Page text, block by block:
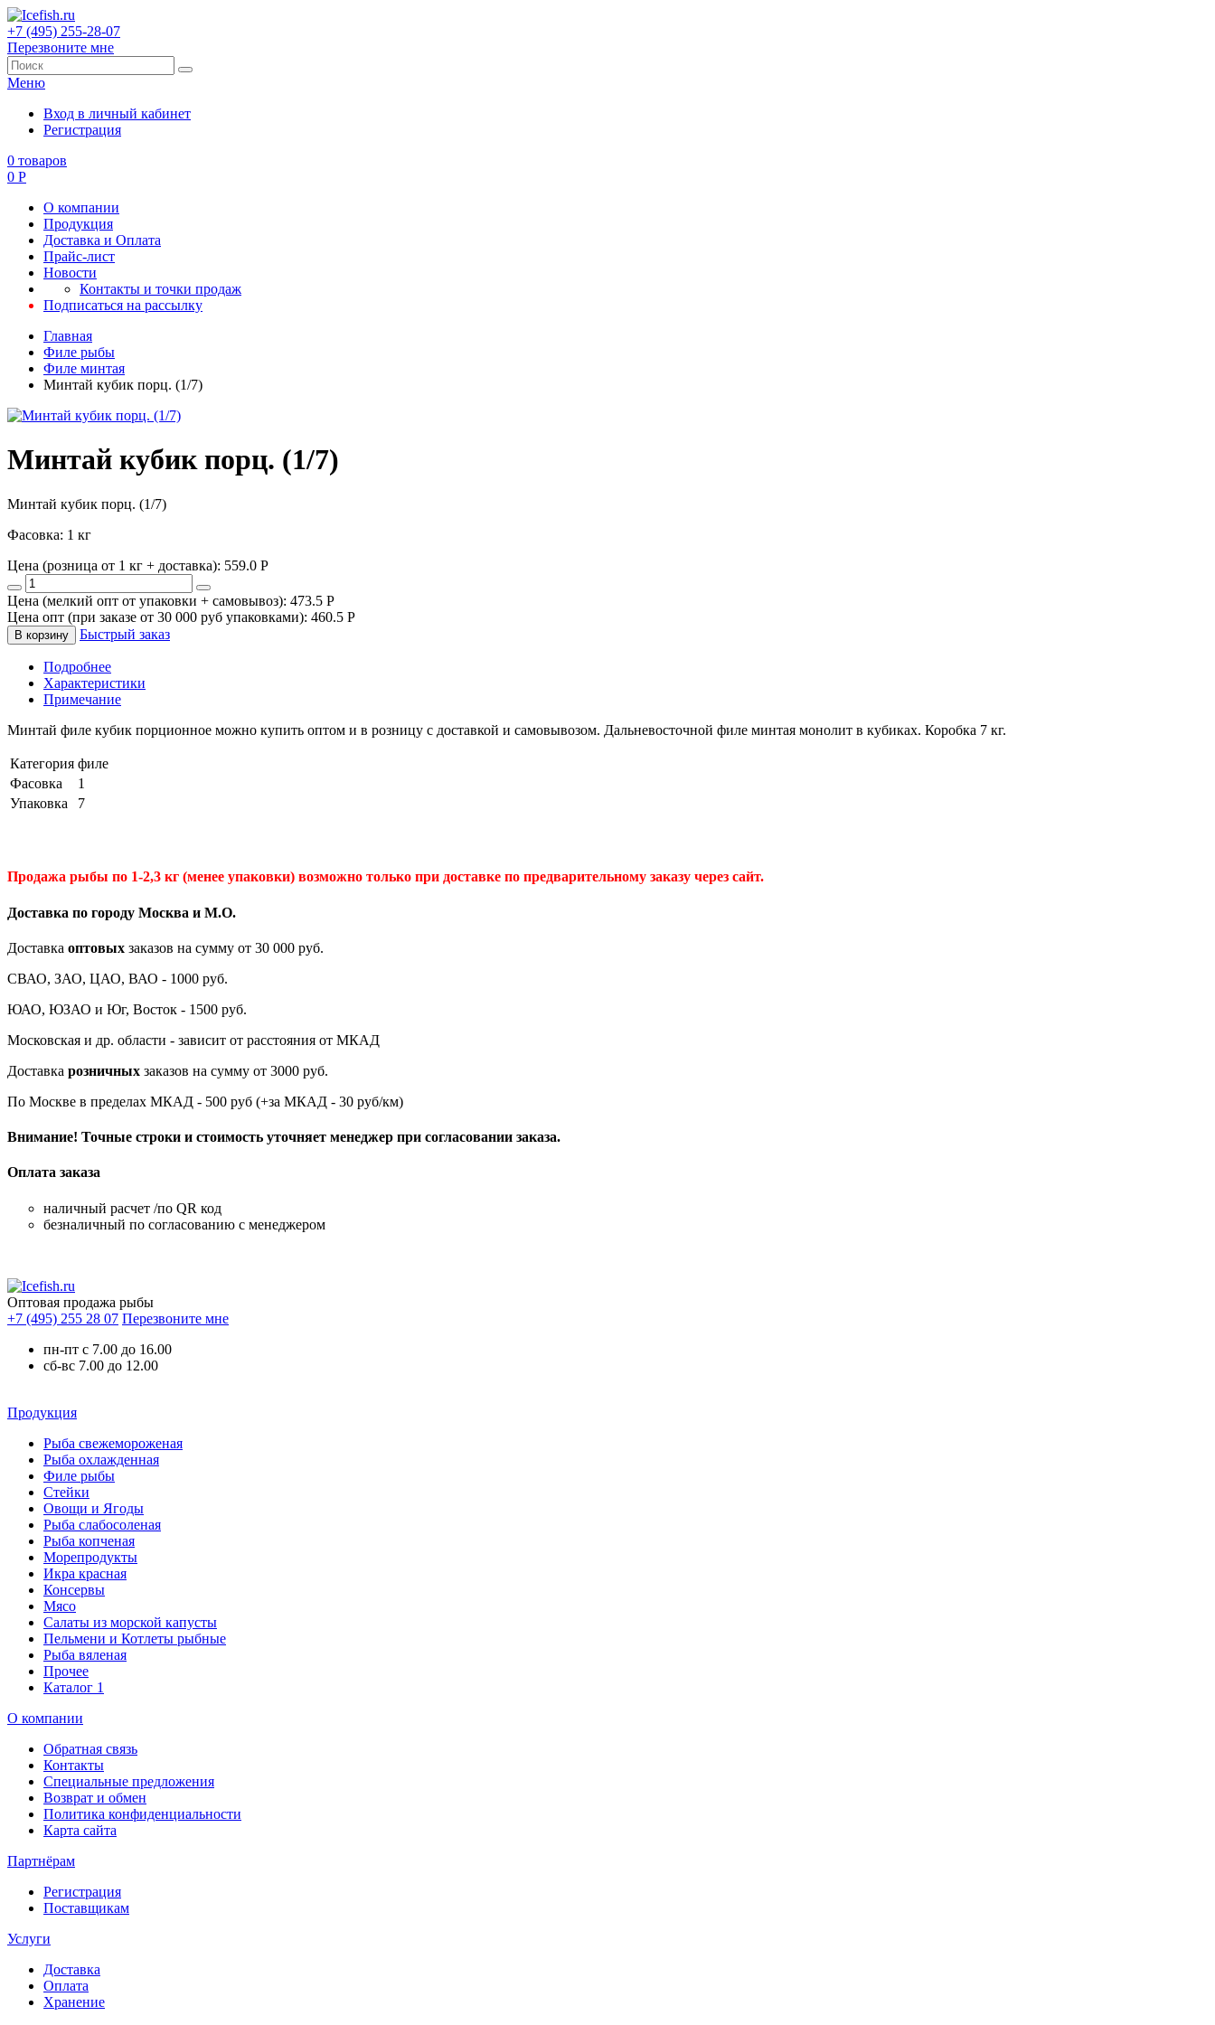
+7 (495) 255-28-07
Перезвоните мне
Меню
Вход в личный кабинет
Регистрация
0 товаров
0 Р
О компании
Продукция
Доставка и Оплата
Прайс-лист
Новости
Контакты и точки продаж
Подписаться на рассылку
Главная
Филе рыбы
Филе минтая
Минтай кубик порц. (1/7)
Минтай кубик порц. (1/7)
Минтай кубик порц. (1/7)
Фасовка: 1 кг
Цена (розница от 1 кг + доставка): 559.0 P
Цена (мелкий опт от упаковки + самовывоз): 473.5 P
Цена опт (при заказе от 30 000 руб упаковками): 460.5 P
В корзину Быстрый заказ
Подробнее
Характеристики
Примечание
Минтай филе кубик порционное можно купить оптом и в розницу с доставкой и самовывозом. Дальневосточной филе минтая монолит в кубиках. Коробка 7 кг.
Категория филе
Фасовка
1
Упаковка
7
Продажа рыбы по 1-2,3 кг (менее упаковки) возможно только при доставке по предварительному заказу через сайт.
Доставка по городу Москва и М.О.
Доставка оптовых заказов на сумму от 30 000 руб.
СВАО, ЗАО, ЦАО, ВАО - 1000 руб.
ЮАО, ЮЗАО и Юг, Восток - 1500 руб.
Московская и др. области - зависит от расстояния от МКАД
Доставка розничных заказов на сумму от 3000 руб.
По Москве в пределах МКАД - 500 руб (+за МКАД - 30 руб/км)
Внимание! Точные строки и стоимость уточняет менеджер при согласовании заказа.
Оплата заказа
наличный расчет /по QR код
безналичный по согласованию с менеджером
Оптовая продажа рыбы
+7 (495) 255 28 07 Перезвоните мне
пн-пт с 7.00 до 16.00
сб-вс 7.00 до 12.00
Продукция
Рыба свежемороженая
Рыба охлажденная
Филе рыбы
Стейки
Овощи и Ягоды
Рыба слабосоленая
Рыба копченая
Морепродукты
Икра красная
Консервы
Мясо
Салаты из морской капусты
Пельмени и Котлеты рыбные
Рыба вяленая
Прочее
Каталог 1
О компании
Обратная связь
Контакты
Специальные предложения
Возврат и обмен
Политика конфиденциальности
Карта сайта
Партнёрам
Регистрация
Поставщикам
Услуги
Доставка
Оплата
Хранение